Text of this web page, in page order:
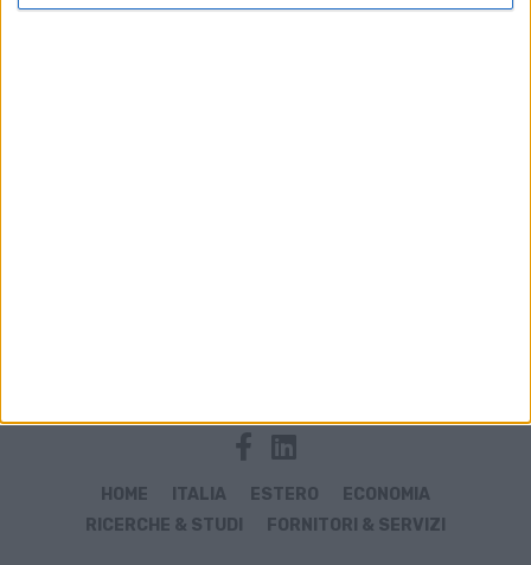
HOME ITALIA ESTERO
ECONOMIA
RICERCHE & STUDI
FORNITORI & SERVIZI